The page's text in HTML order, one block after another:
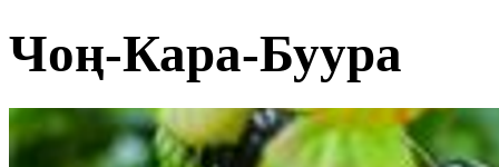
Чоң-Кара-Буура